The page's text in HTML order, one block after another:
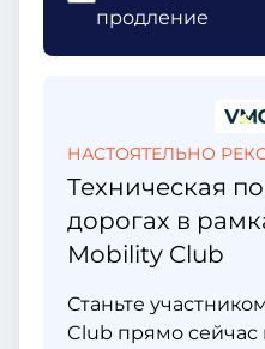
продление
НАСТОЯТЕЛЬНО
Техническая
дорогах в
Mobility Club
Станьте
Club прямо сейчас